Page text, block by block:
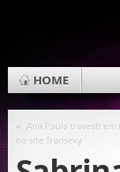
HOME
« Ana Paula travesti
no site Transexy